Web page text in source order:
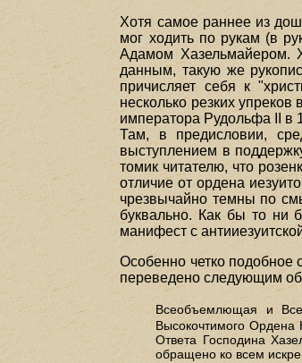
Хотя самое раннее из
мог ходить по рукам (в
Адамом Хазельмайером.
данным, такую же
причисляет себя к
несколько резких
императора Рудольфа II в
Там, в предисловии,
выступлением в
томик читателю, что
отличие от ордена
чрезвычайно темны по
буквально. Как бы то ни
манифест с
Особенно четко подобное
переведено следующим
Всеобъемлющая и
Высокочтимого Ордена
Ответа Господина
обращено ко всем